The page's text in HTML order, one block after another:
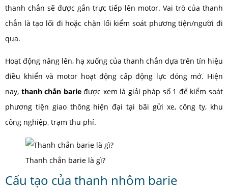
thanh chắn sẽ được gắn trực tiếp lên motor. Vai trò của thanh
chắn là tạo lối đi hoặc chặn lối kiểm soát phương tiện/người đi
qua.
Hoạt động nâng lên, hạ xuống của thanh chắn dựa trên tín hiệu
điều khiển và motor hoạt động cấp động lực đóng mở. Hiện
nay, thanh chắn barieđược xem là giải pháp số 1 để kiểm soát
phương tiện giao thông hiện đại tại bãi gửi xe, công ty, khu
công nghiệp, trạm thu phí.
Thanh chắn barie là gì?
Cấu tạo của thanh nhôm barie